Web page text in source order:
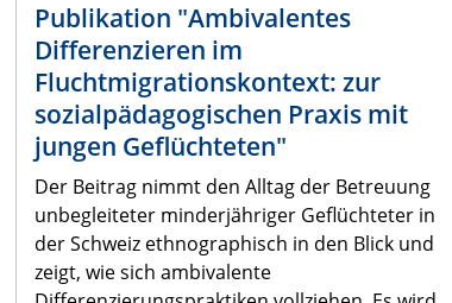
Publikation "Ambivalentes
Differenzieren im
Fluchtmigrationskontext: zur
sozialpädagogischen Praxis mit
jungen Geflüchteten"
Der Beitrag nimmt den Alltag der Betreuung
unbegleiteter minderjähriger Geflüchteter in
der Schweiz ethnographisch in den Blick und
zeigt, wie sich ambivalente